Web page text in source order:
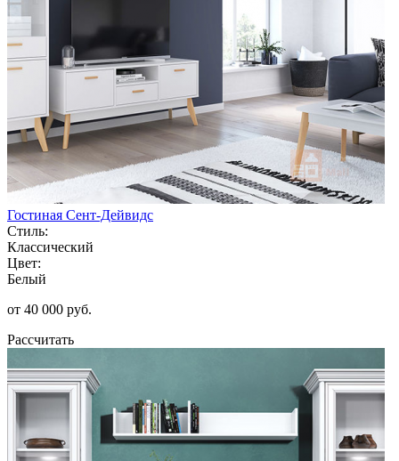
Гостиная Сент-Дейвидс
Стиль:
Классический
Цвет:
Белый
от 40 000 руб.
Рассчитать